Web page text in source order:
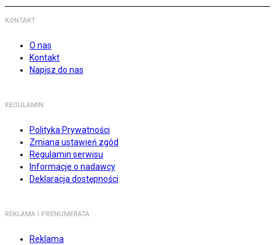
KONTAKT
O nas
Kontakt
Napisz do nas
REGULAMIN
Polityka Prywatności
Zmiana ustawień zgód
Regulamin serwisu
Informacje o nadawcy
Deklaracja dostępności
REKLAMA I PRENUMERATA
Reklama